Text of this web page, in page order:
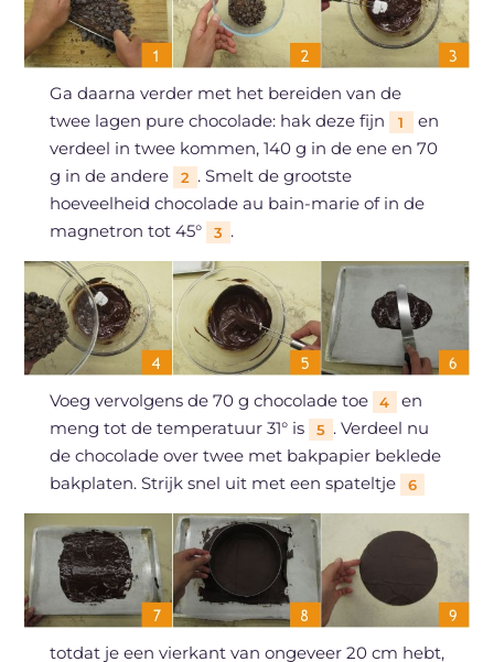
Ga daarna verder met het bereiden van de
twee lagen pure chocolade: hak deze fijn
1
en
verdeel in twee kommen, 140 g in de ene en 70
g in de andere
2 . Smelt de grootste
hoeveelheid chocolade au bain-marie of in de
magnetron tot 45°
3 .
Voeg vervolgens de 70 g chocolade toe 4
en
meng tot de temperatuur 31° is
5 . Verdeel nu
de chocolade over twee met bakpapier beklede
bakplaten. Strijk snel uit met een spateltje
6
totdat je een vierkant van ongeveer 20 cm hebt,